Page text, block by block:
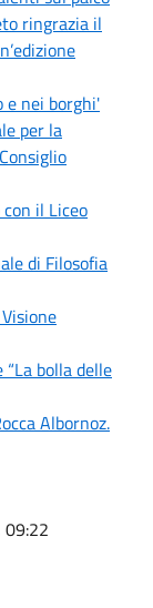
ringrazia il
e nei borghi'
per la
il Liceo
di Filosofia
bolla delle
Albornoz.
09:22